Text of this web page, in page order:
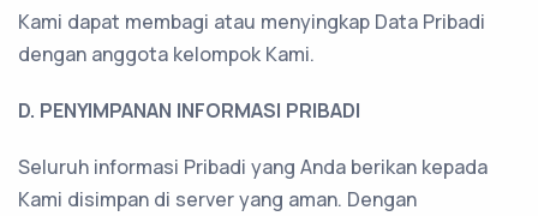
Kami dapat membagi atau menyingkap Data Pribadi
dengan anggota kelompok Kami.
D. PENYIMPANAN INFORMASI PRIBADI
Seluruh informasi Pribadi yang Anda berikan kepada
Kami disimpan di server yang aman. Dengan